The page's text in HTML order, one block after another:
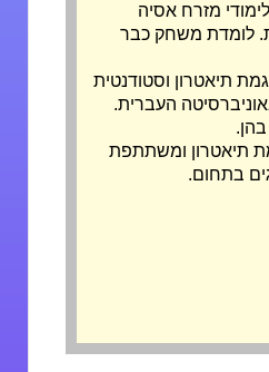
אסיה
משחק כבר
וסטודנטית
העברית.
ומשתתפת